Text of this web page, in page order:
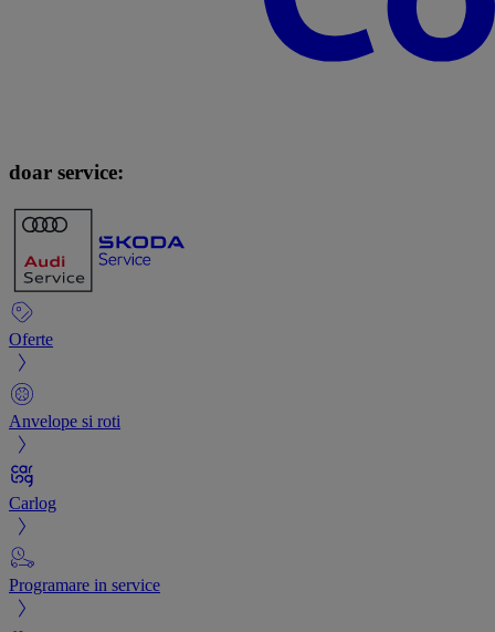
doar service:
Oferte
Anvelope si roti
Carlog
Programare in service